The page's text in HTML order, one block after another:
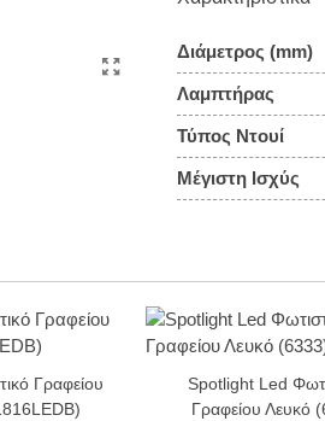
Διάμετρος (mm)
Λαμπτήρας
Τύπος Ντουί
Μέγιστη Ισχύς
Γραφείου
Spotlight Led
Γραφείου Λευκό